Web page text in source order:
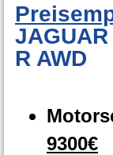
R AWD
9300€